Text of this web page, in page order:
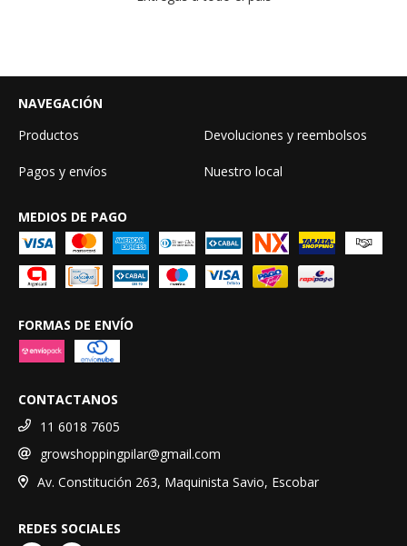
NAVEGACIÓN
Productos
Devoluciones y reembolsos
Pagos y envíos Nuestro local
MEDIOS DE PAGO
FORMAS DE ENVÍO
CONTACTANOS
11 6018 7605
growshoppingpilar@gmail.com
Av. Constitución 263, Maquinista Savio, Escobar
REDES SOCIALES